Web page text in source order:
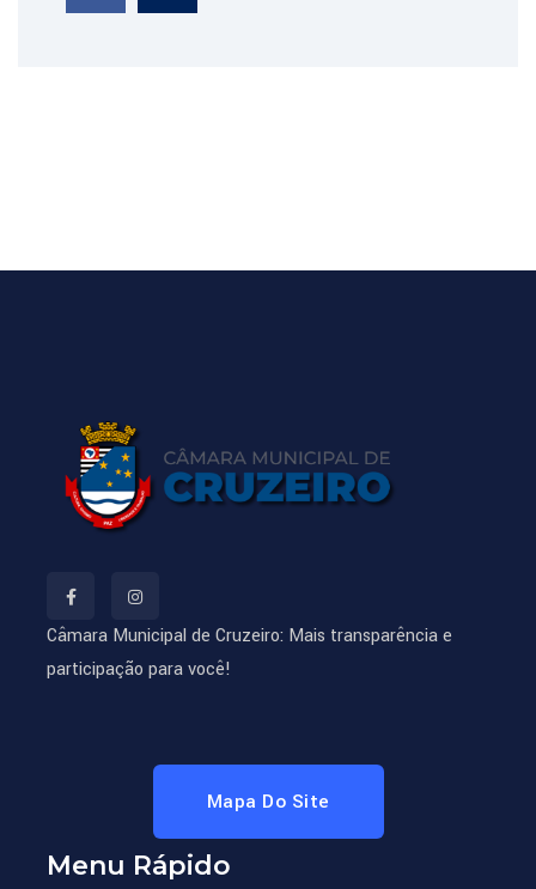
Câmara Municipal de Cruzeiro: Mais transparência e
participação para você!
Mapa Do Site
Menu Rápido